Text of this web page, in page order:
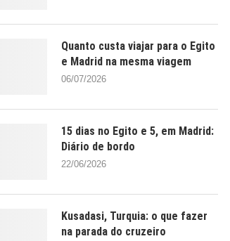
Quanto custa viajar para o Egito
e Madrid na mesma viagem
06/07/2026
15 dias no Egito e 5, em Madrid:
Diário de bordo
22/06/2026
Kusadasi, Turquia: o que fazer
na parada do cruzeiro